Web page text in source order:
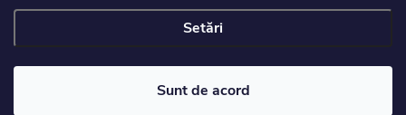
Setări
Sunt de acord
Drepturi de autor 2026Edurko.ro. Toate drepturile rezervate.